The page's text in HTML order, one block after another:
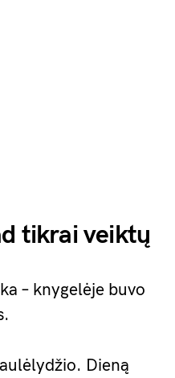
tikrai veiktų
– knygelėje buvo
Dieną